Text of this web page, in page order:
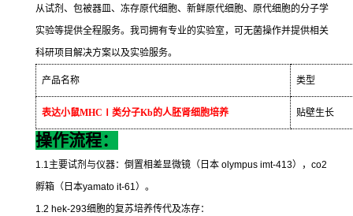
从试剂、包被器皿、冻存原代细胞、新鲜原代细胞、原代细胞的分子学
实验等提供全程服务。我司拥有专业的实验室，可无菌操作并提供相关
科研项目解决方案以及实验服务。
产品名称 类型
表达小鼠MHC Ⅰ类分子Kb的人胚肾细胞培养 贴壁生长
操作流程：
1.1主要试剂与仪器：倒置相差显微镜（日本 olympus imt-413）， co2
孵箱（日本yamato it-61）。
1.2 hek-293细胞的复苏培养传代及冻存：